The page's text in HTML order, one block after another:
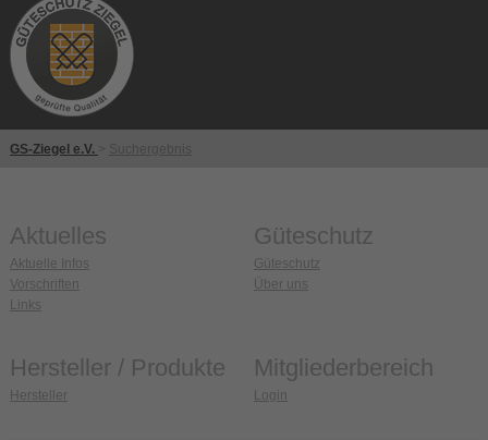
GS-Ziegel e.V. Suchergebnis
Aktuelles
Aktuelle Infos
Vorschriften
Links
Güteschutz
Güteschutz
Über uns
Hersteller / Produkte
Hersteller
Mitgliederbereich
Login